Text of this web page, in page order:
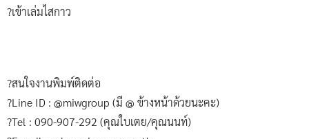
?เข้าเล่มไสกาว
?สนใจงานพิมพ์ติดต่อ
?Line ID : @miwgroup (มี @ ข้างหน้าด้วยนะคะ)
?Tel : 090-907-292 (คุณใบเตย/คุณนนท์)